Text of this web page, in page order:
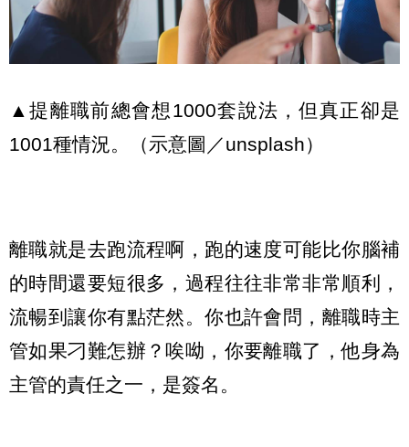
▲提離職前總會想1000套說法，但真正卻是
1001種情況。（示意圖／unsplash）
離職就是去跑流程啊，跑的速度可能比你腦補
的時間還要短很多，過程往往非常非常順利，
流暢到讓你有點茫然。你也許會問，離職時主
管如果刁難怎辦？唉呦，你要離職了，他身為
主管的責任之一，是簽名。